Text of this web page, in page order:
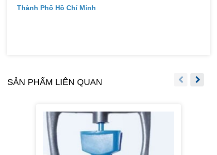
Thành Phố Hồ Chí Minh
SẢN PHẨM LIÊN QUAN